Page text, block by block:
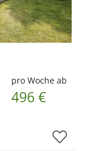
pro Woche ab
496 €